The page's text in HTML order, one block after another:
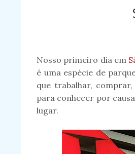
Nosso primeiro dia em
é uma espécie de
que trabalhar,
para conhecer por
lugar.